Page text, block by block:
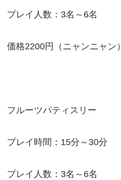
プレイ人数：3名～6名
価格2200円（ニャンニャン）
フルーツパティスリー
プレイ時間：15分～30分
プレイ人数：3名～6名